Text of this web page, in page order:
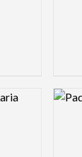
Logo